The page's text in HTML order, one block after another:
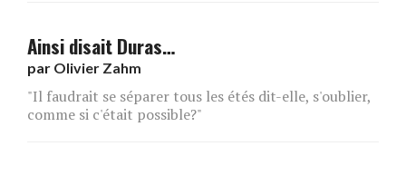
Ainsi disait Duras…
par Olivier Zahm
"Il faudrait se séparer tous les étés dit-elle, s'oublier,
comme si c'était possible?"